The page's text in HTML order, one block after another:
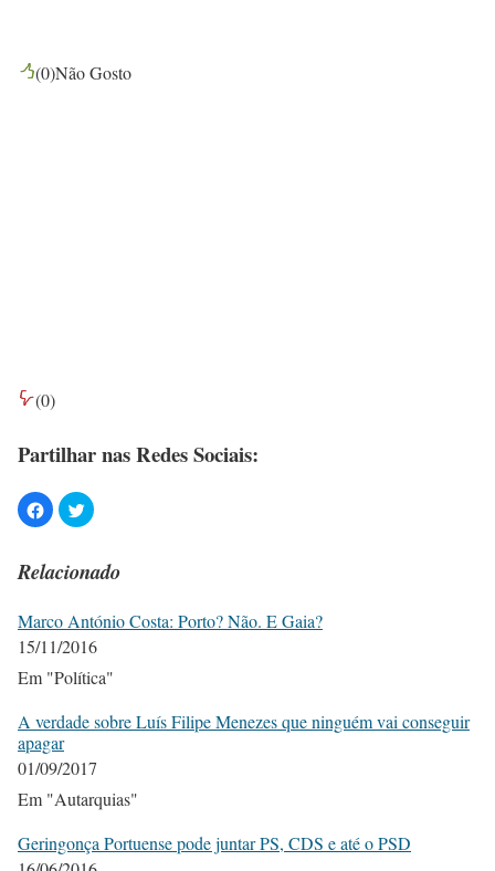
(0)Não Gosto
(0)
Partilhar nas Redes Sociais:
Relacionado
Marco António Costa: Porto? Não. E Gaia?
15/11/2016
Em "Política"
A verdade sobre Luís Filipe Menezes que ninguém vai conseguir
apagar
01/09/2017
Em "Autarquias"
Geringonça Portuense pode juntar PS, CDS e até o PSD